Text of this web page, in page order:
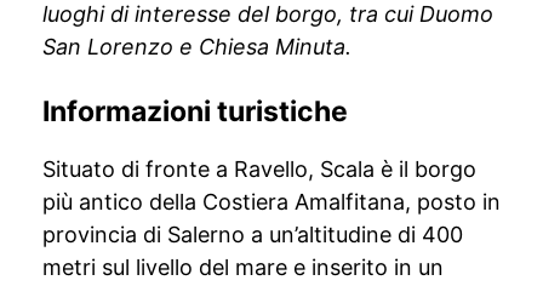
luoghi di interesse del borgo, tra cui Duomo
San Lorenzo e Chiesa Minuta.
Informazioni turistiche
Situato di fronte a Ravello, Scala è il borgo
più antico della Costiera Amalfitana, posto in
provincia di Salerno a un’altitudine di 400
metri sul livello del mare e inserito in un